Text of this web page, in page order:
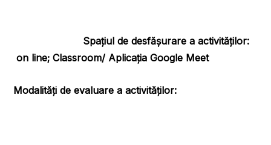
Spaţiul de desfăşurare a activităţilor:
on line; Classroom/ Aplicația Google Meet
Modalităţi de evaluare a activităţilor: